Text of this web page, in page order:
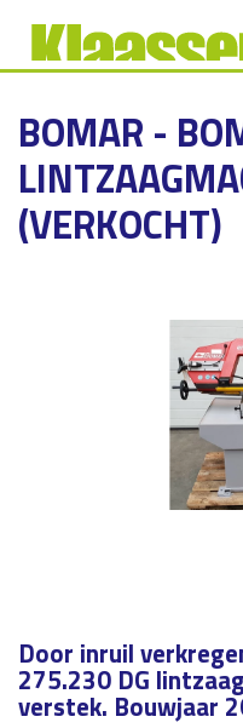
BOMAR -
(VERKOCHT)
Door inruil
275.230 DG
verstek. Bouwjaar